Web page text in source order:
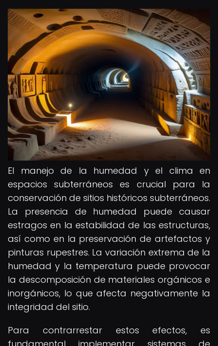
El manejo de la humedad y el clima en
espacios subterráneos es crucial para la
conservación de sitios históricos subterráneos.
La presencia de humedad puede causar
estragos en la estabilidad de las estructuras,
así como en la preservación de artefactos y
pinturas rupestres. La variación extrema de la
humedad y la temperatura puede provocar
la descomposición de materiales orgánicos e
inorgánicos, lo que afecta negativamente la
integridad del sitio.
Para contrarrestar estos efectos, es